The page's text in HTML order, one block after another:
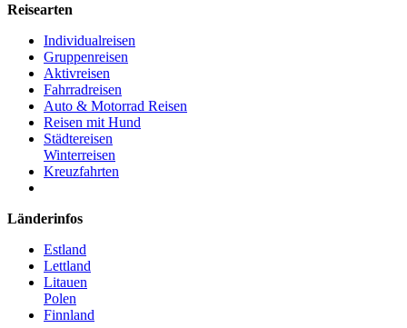
Reisearten
Individualreisen
Gruppenreisen
Aktivreisen
Fahrradreisen
Auto & Motorrad Reisen
Reisen mit Hund
Städtereisen
Winterreisen
Kreuzfahrten
Länderinfos
Estland
Lettland
Litauen
Polen
Finnland